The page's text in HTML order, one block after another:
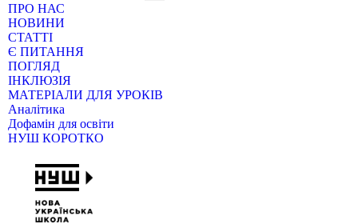
ПРО НАС
НОВИНИ
СТАТТІ
Є ПИТАННЯ
ПОГЛЯД
ІНКЛЮЗІЯ
МАТЕРІАЛИ ДЛЯ УРОКІВ
Аналітика
Дофамін для освіти
НУШ КОРОТКО